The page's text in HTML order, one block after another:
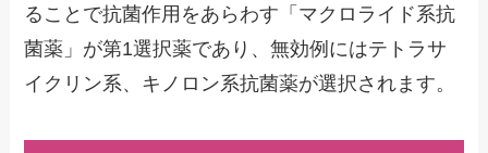
ることで抗菌作用をあらわす「マクロライド系抗
菌薬」が第1選択薬であり、無効例にはテトラサ
イクリン系、キノロン系抗菌薬が選択されます。